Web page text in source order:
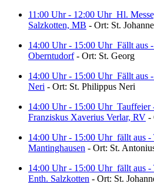
11:00 Uhr - 12:00 Uhr Hl.
Salzkotten, MB - Ort: St.
14:00 Uhr - 15:00 Uhr Fällt aus
Oberntudorf- Ort: St. Georg
14:00 Uhr - 15:00 Uhr Fällt aus
Neri - Ort: St. Philippus Neri
14:00 Uhr - 15:00 Uhr Tauffeier
Franziskus Xaverius Verlar, RV -
14:00 Uhr - 15:00 Uhr fällt aus -
Mantinghausen - Ort: St.
14:00 Uhr - 15:00 Uhr fällt aus -
Enth. Salzkotten - Ort: St.